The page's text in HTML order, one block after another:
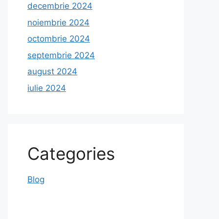
decembrie 2024
noiembrie 2024
octombrie 2024
septembrie 2024
august 2024
iulie 2024
Categories
Blog